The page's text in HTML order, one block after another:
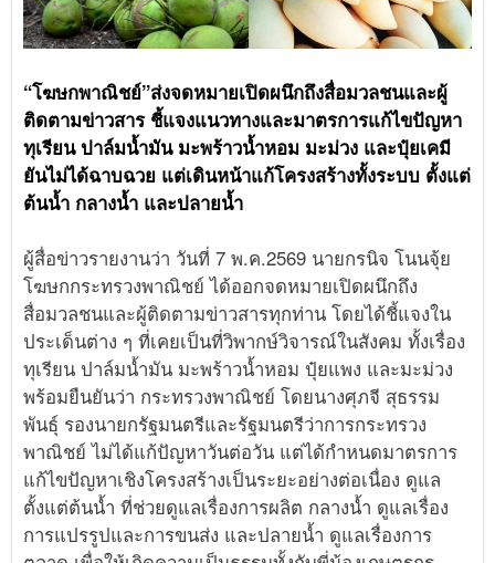
“โฆษกพาณิชย์”ส่งจดหมายเปิดผนึกถึงสื่อมวลชนและผู้
ติดตามข่าวสาร ชี้แจงแนวทางและมาตรการแก้ไขปัญหา
ทุเรียน ปาล์มน้ำมัน มะพร้าวน้ำหอม มะม่วง และปุ๋ยเคมี
ยันไม่ได้ฉาบฉวย แต่เดินหน้าแก้โครงสร้างทั้งระบบ ตั้งแต่
ต้นน้ำ กลางน้ำ และปลายน้ำ
ผู้สื่อข่าวรายงานว่า วันที่ 7 พ.ค.2569 นายกรนิจ โนนจุ้ย
โฆษกกระทรวงพาณิชย์ ได้ออกจดหมายเปิดผนึกถึง
สื่อมวลชนและผู้ติดตามข่าวสารทุกท่าน โดยได้ชี้แจงใน
ประเด็นต่าง ๆ ที่เคยเป็นที่วิพากษ์วิจารณ์ในสังคม ทั้งเรื่อง
ทุเรียน ปาล์มน้ำมัน มะพร้าวน้ำหอม ปุ๋ยแพง และมะม่วง
พร้อมยืนยันว่า กระทรวงพาณิชย์ โดยนางศุภจี สุธรรม
พันธุ์ รองนายกรัฐมนตรีและรัฐมนตรีว่าการกระทรวง
พาณิชย์ ไม่ได้แก้ปัญหาวันต่อวัน แต่ได้กำหนดมาตรการ
แก้ไขปัญหาเชิงโครงสร้างเป็นระยะอย่างต่อเนื่อง ดูแล
ตั้งแต่ต้นน้ำ ที่ช่วยดูแลเรื่องการผลิต กลางน้ำ ดูแลเรื่อง
การแปรรูปและการขนส่ง และปลายน้ำ ดูแลเรื่องการ